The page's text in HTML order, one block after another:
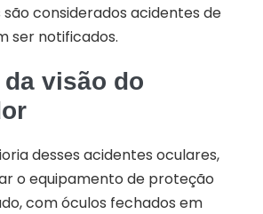
considerados acidentes de
ser notificados.
visão do
desses acidentes oculares,
o equipamento de proteção
com óculos fechados em